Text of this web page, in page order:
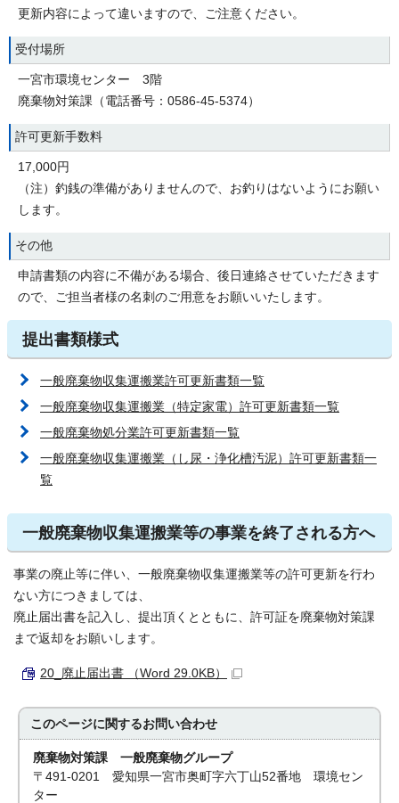
更新内容によって違いますので、ご注意ください。
受付場所
一宮市環境センター 3階
廃棄物対策課（電話番号：0586-45-5374）
許可更新手数料
17,000円
（注）釣銭の準備がありませんので、お釣りはないようにお願い
します。
その他
申請書類の内容に不備がある場合、後日連絡させていただきます
ので、ご担当者様の名刺のご用意をお願いいたします。
提出書類様式
一般廃棄物収集運搬業許可更新書類一覧
一般廃棄物収集運搬業（特定家電）許可更新書類一覧
一般廃棄物処分業許可更新書類一覧
一般廃棄物収集運搬業（し尿・浄化槽汚泥）許可更新書類一
覧
一般廃棄物収集運搬業等の事業を終了される方へ
事業の廃止等に伴い、一般廃棄物収集運搬業等の許可更新を行わ
ない方につきましては、
廃止届出書を記入し、提出頂くとともに、許可証を廃棄物対策課
まで返却をお願いします。
20_廃止届出書 （Word 29.0KB）
このページに関するお問い合わせ
廃棄物対策課 一般廃棄物グループ
〒491-0201 愛知県一宮市奥町字六丁山52番地 環境セン
ター